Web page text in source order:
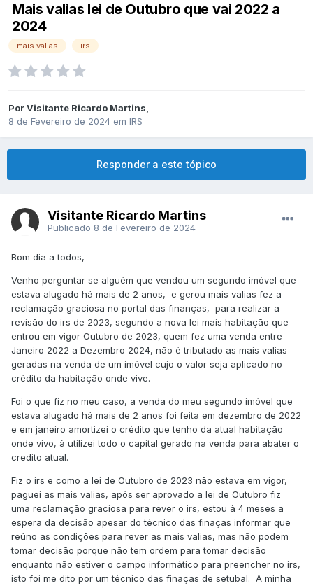
Mais valias lei de Outubro que vai 2022 a
2024
mais valias irs
PorVisitante Ricardo Martins,
8 de Fevereiro de 2024 em IRS
Responder a este tópico
Visitante Ricardo Martins
Publicado 8 de Fevereiro de 2024
Bom dia a todos,
Venho perguntar se alguém que vendou um segundo imóvel que
estava alugado há mais de 2 anos, e gerou mais valias fez a
reclamação graciosa no portal das finanças, para realizar a
revisão do irs de 2023, segundo a nova lei mais habitação que
entrou em vigor Outubro de 2023, quem fez uma venda entre
Janeiro 2022 a Dezembro 2024, não é tributado as mais valias
geradas na venda de um imóvel cujo o valor seja aplicado no
crédito da habitação onde vive.
Foi o que fiz no meu caso, a venda do meu segundo imóvel que
estava alugado há mais de 2 anos foi feita em dezembro de 2022
e em janeiro amortizei o crédito que tenho da atual habitação
onde vivo, à utilizei todo o capital gerado na venda para abater o
credito atual.
Fiz o irs e como a lei de Outubro de 2023 não estava em vigor,
paguei as mais valias, após ser aprovado a lei de Outubro fiz
uma reclamação graciosa para rever o irs, estou à 4 meses a
espera da decisão apesar do técnico das finaças informar que
reúno as condições para rever as mais valias, mas não podem
tomar decisão porque não tem ordem para tomar decisão
enquanto não estiver o campo informático para preencher no irs,
isto foi me dito por um técnico das finaças de setubal. A minha